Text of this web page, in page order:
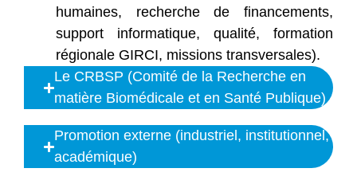
humaines, recherche de financements,
support informatique, qualité, formation
régionale GIRCI, missions transversales).
Le CRBSP (Comité de la Recherche en
matière Biomédicale et en Santé Publique)
Promotion externe (industriel, institutionnel,
académique)